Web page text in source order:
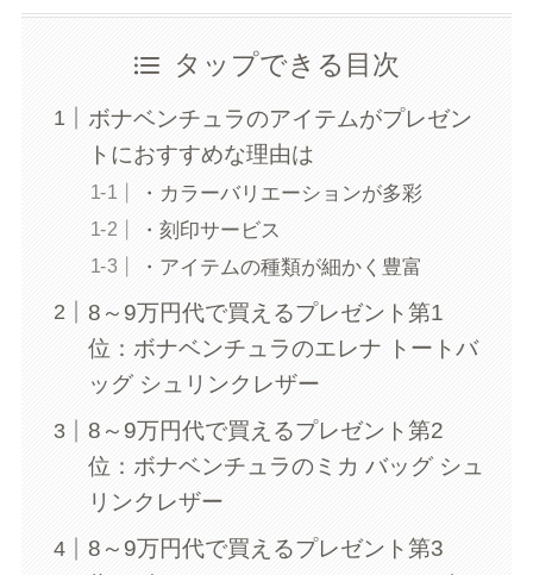
タップできる目次
ボナベンチュラのアイテムがプレゼン
トにおすすめな理由は
・カラーバリエーションが多彩
・刻印サービス
・アイテムの種類が細かく豊富
8～9万円代で買えるプレゼント第1
位：ボナベンチュラのエレナ トートバ
ッグ シュリンクレザー
8～9万円代で買えるプレゼント第2
位：ボナベンチュラのミカ バッグ シュ
リンクレザー
8～9万円代で買えるプレゼント第3